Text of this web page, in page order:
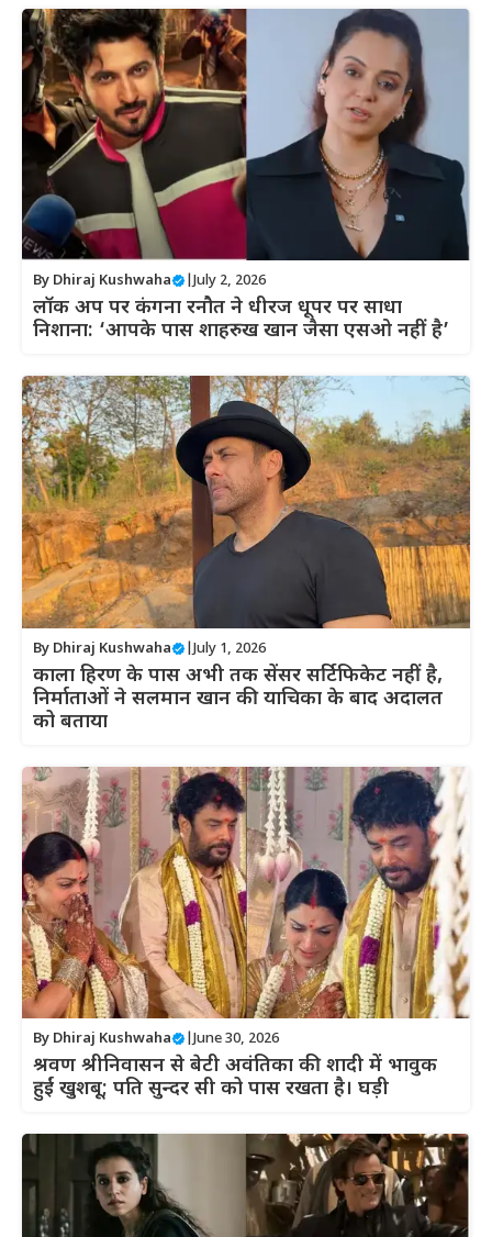
By Dhiraj Kushwaha July 2, 2026
लॉक अप पर कंगना रनौत ने धीरज धूपर पर साधा
निशाना: ‘आपके पास शाहरुख खान जैसा एसओ नहीं है’
By Dhiraj Kushwaha July 1, 2026
काला हिरण के पास अभी तक सेंसर सर्टिफिकेट नहीं है,
निर्माताओं ने सलमान खान की याचिका के बाद अदालत
को बताया
By Dhiraj Kushwaha |June 30, 2026
श्रवण श्रीनिवासन से बेटी अवंतिका की शादी में भावुक
हुईं खुशबू; पति सुन्दर सी को पास रखता है। घड़ी